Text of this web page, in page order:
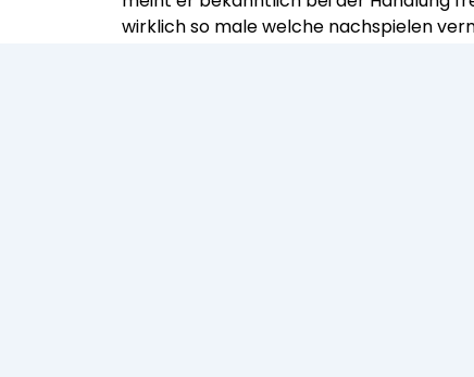
wirklich so male welche nachspielen